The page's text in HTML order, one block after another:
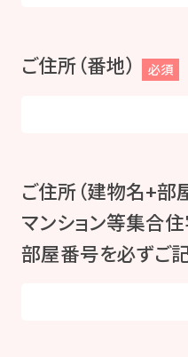
ご住所（番地） 必須
ご住所（建物名+部
マンション等集合
部屋番号を必ずご記